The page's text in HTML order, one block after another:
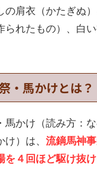
肩衣（かたぎぬ）
れたもの）、白い
・馬かけとは？
馬かけ（読み方：
）は、 流鏑馬神
を４回ほど駆け抜け